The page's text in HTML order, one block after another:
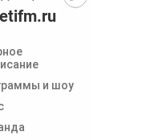
и шоу